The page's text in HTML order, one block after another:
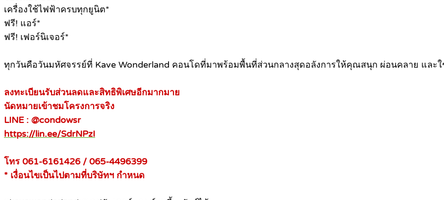
เครื่องใช้ไฟฟ้าครบทุกยูนิต*
ฟรี! แอร์*
ฟรี! เฟอร์นิเจอร์*
ทุกวันคือวันมหัศจรรย์ที่ Kave Wonderland คอนโดที่มาพร้อมพื้นที่ส่วนกลางสุดอลังการให้คุณสนุก ผ่อนคลาย และ
ลงทะเบียนรับส่วนลดและสิทธิพิเศษอีกมากมาย
นัดหมายเข้าชมโครงการจริง
LINE : @condowsr
https://lin.ee/SdrNPzI
โทร 061-6161426 / 065-4496399
* เงื่อนไขเป็นไปตามที่บริษัทฯ กำหนด